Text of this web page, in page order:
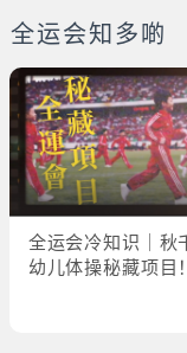
全运会知多啲
全运会冷知识｜秋
幼儿体操秘藏项目